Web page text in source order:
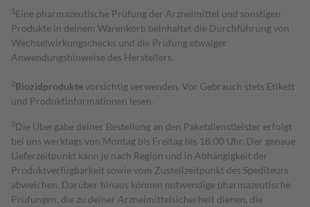
1 Eine pharmazeutische Prüfung der Arzneimittel und sonstigen
Produkte in deinem Warenkorb beinhaltet die Durchführung von
Wechselwirkungschecks und die Prüfung etwaiger
Anwendungshinweise des Herstellers.
2Biozidproduktevorsichtig verwenden. Vor Gebrauch stets Etikett
und Produktinformationen lesen.
3Die Übergabe deiner Bestellung an den Paketdienstleister erfolgt
bei uns werktags von Montag bis Freitag bis 18:00 Uhr. Der genaue
Lieferzeitpunkt kann je nach Region und in Abhängigkeit der
Produktverfügbarkeit sowie vom Zustellzeitpunkt des Spediteurs
abweichen. Darüber hinaus können notwendige pharmazeutische
Prüfungen, die zu deiner Arzneimittelsicherheit dienen, die